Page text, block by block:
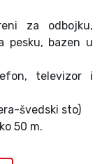
za odbojku,
pesku, bazen u
televizor i
švedski sto)
50 m.